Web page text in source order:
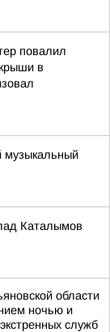
повалил
в
Каталымов
области
ночью и
служб